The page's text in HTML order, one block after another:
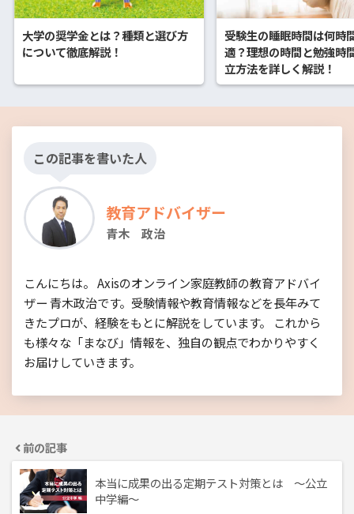
大学の奨学金とは？種類と選び方
について徹底解説！
受験生の睡眠時間は何時
適？理想の時間と勉強時
立方法を詳しく解説！
この記事を書いた人
教育アドバイザー
青木 政治
こんにちは。 Axisのオンライン家庭教師の教育アドバイ
ザー 青木政治です。受験情報や教育情報などを長年みて
きたプロが、経験をもとに解説をしています。 これから
も様々な「まなび」情報を、独自の観点でわかりやすく
お届けしていきます。
前の記事
本当に成果の出る定期テスト対策とは ～公立
中学編～